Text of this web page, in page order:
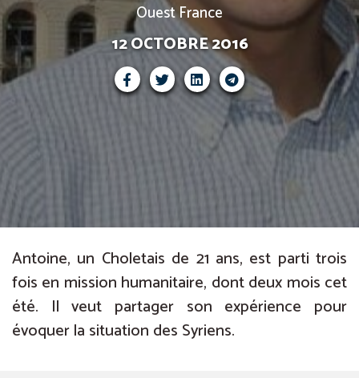
Ouest France
12 OCTOBRE 2016
Antoine, un Choletais de 21 ans, est parti trois
fois en mission humanitaire, dont deux mois cet
été. Il veut partager son expérience pour
évoquer la situation des Syriens.